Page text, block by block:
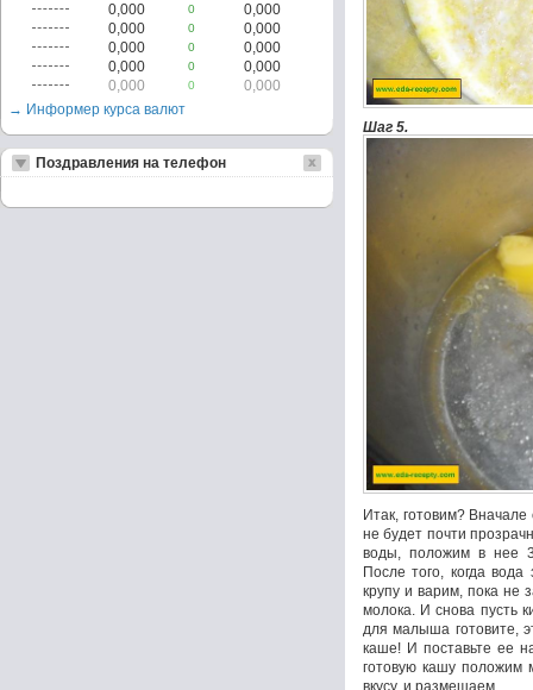
Шаг 5.
Итак, готовим?
не будет почти
воды, положим в нее
После того, когда
крупу и варим, пока не
молока. И снова пусть
для малыша готовите,
каше! И поставьте ее
готовую кашу положим
0,000
0
0,000
0,000
0
0,000
0,000
0
0,000
0,000
0
0,000
0,000
0
0,000
→ Информер курса валют
Поздравления на телефон